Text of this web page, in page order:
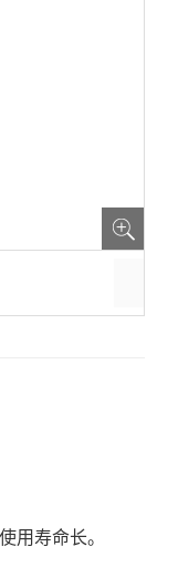
用寿命长。